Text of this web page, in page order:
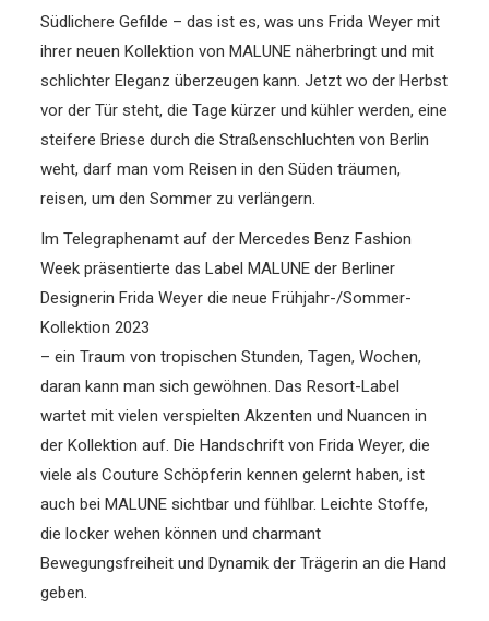
Südlichere Gefilde – das ist es, was uns Frida Weyer mit
ihrer neuen Kollektion von MALUNE näherbringt und mit
schlichter Eleganz überzeugen kann. Jetzt wo der Herbst
vor der Tür steht, die Tage kürzer und kühler werden, eine
steifere Briese durch die Straßenschluchten von Berlin
weht, darf man vom Reisen in den Süden träumen,
reisen, um den Sommer zu verlängern.
Im Telegraphenamt auf der Mercedes Benz Fashion
Week präsentierte das Label MALUNE der Berliner
Designerin Frida Weyer die neue Frühjahr-/Sommer-
Kollektion 2023
– ein Traum von tropischen Stunden, Tagen, Wochen,
daran kann man sich gewöhnen. Das Resort-Label
wartet mit vielen verspielten Akzenten und Nuancen in
der Kollektion auf. Die Handschrift von Frida Weyer, die
viele als Couture Schöpferin kennen gelernt haben, ist
auch bei MALUNE sichtbar und fühlbar. Leichte Stoffe,
die locker wehen können und charmant
Bewegungsfreiheit und Dynamik der Trägerin an die Hand
geben.